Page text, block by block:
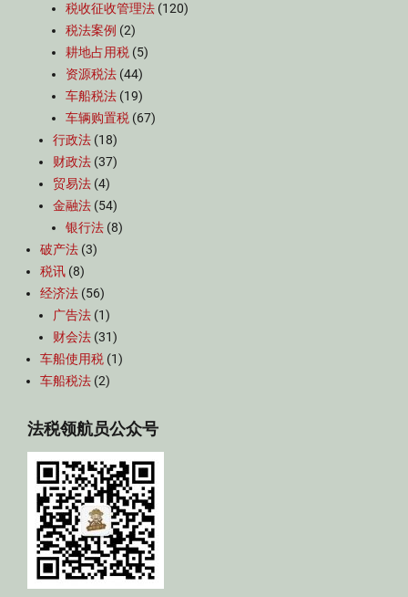
税收征收管理法 (120)
税法案例 (2)
耕地占用税 (5)
资源税法 (44)
车船税法 (19)
车辆购置税 (67)
行政法 (18)
财政法 (37)
贸易法 (4)
金融法 (54)
银行法 (8)
破产法 (3)
税讯 (8)
经济法 (56)
广告法 (1)
财会法 (31)
车船使用税 (1)
车船税法 (2)
法税领航员公众号